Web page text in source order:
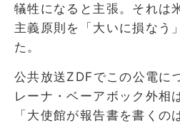
犠牲になると主張。それは
主義原則を「大いに損なう
た。
公共放送ZDFでこの公電に
レーナ・ベーアボック外相
「大使館が報告書を書くの